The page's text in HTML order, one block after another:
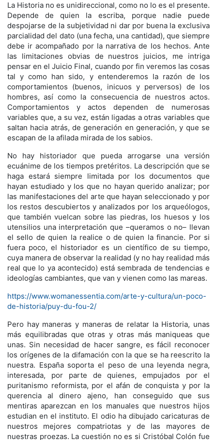
La Historia no es unidireccional, como no lo es el presente.
Depende de quien la escriba, porque nadie puede
despojarse de la subjetividad ni dar por buena la exclusiva
parcialidad del dato (una fecha, una cantidad), que siempre
debe ir acompañado por la narrativa de los hechos. Ante
las limitaciones obvias de nuestros juicios, me intriga
pensar en el Juicio Final, cuando por fin veremos las cosas
tal y como han sido, y entenderemos la razón de los
comportamientos (buenos, inicuos y perversos) de los
hombres, así como la consecuencia de nuestros actos.
Comportamientos y actos dependen de numerosas
variables que, a su vez, están ligadas a otras variables que
saltan hacia atrás, de generación en generación, y que se
escapan de la afilada mirada de los sabios.
No hay historiador que pueda arrogarse una versión
ecuánime de los tiempos pretéritos. La descripción que se
haga estará siempre limitada por los documentos que
hayan estudiado y los que no hayan querido analizar; por
las manifestaciones del arte que hayan seleccionado y por
los restos descubiertos y analizados por los arqueólogos,
que también vuelcan sobre las piedras, los huesos y los
utensilios una interpretación que –queramos o no– llevan
el sello de quien la realice o de quien la financie. Por si
fuera poco, el historiador es un científico de su tiempo,
cuya manera de observar la realidad (y no hay realidad más
real que lo ya acontecido) está sembrada de tendencias e
ideologías cambiantes, que van y vienen como las mareas.
https://www.womanessentia.com/arte-y-cultura/un-poco-
de-historia/puy-du-fou-2/
Pero hay maneras y maneras de relatar la Historia, unas
más equilibradas que otras y otras más maniqueas que
unas. Sin necesidad de hacer sangre, es fácil reconocer
los orígenes de la difamación con la que se ha reescrito la
nuestra. España soporta el peso de una leyenda negra,
interesada, por parte de quienes, empujados por el
puritanismo reformista, por el afán de conquista y por la
querencia al dinero ajeno, han conseguido que sus
mentiras aparezcan en los manuales que nuestros hijos
estudian en el instituto. El odio ha dibujado caricaturas de
nuestros mejores compatriotas y de las mayores de
nuestras proezas. La cuestión no es si Cristóbal Colón fue